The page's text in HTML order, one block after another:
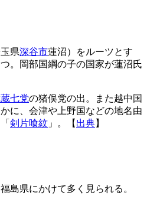
県深谷市蓮沼）をルーツとす
。岡部国綱の子の国家が蓮沼氏
七党の猪俣党の出。また越中国
に、会津や上野国などの地名由
剣片喰紋 」。【 出典】
島県にかけて多く見られる。